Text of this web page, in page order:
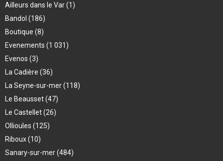
Ailleurs dans le Var(1)
Bandol (186)
Boutique (8)
Evenements (1 031)
Evenos (3)
La Cadière (36)
La Seyne-sur-mer(118)
Le Beausset(47)
Le Castellet(26)
Ollioules (125)
Riboux(10)
Sanary-sur-mer(484)